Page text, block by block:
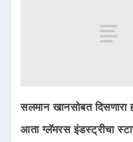
सलमान खानसोबत दिसणारा
आता ग्लॅमरस इंडस्ट्रीचा